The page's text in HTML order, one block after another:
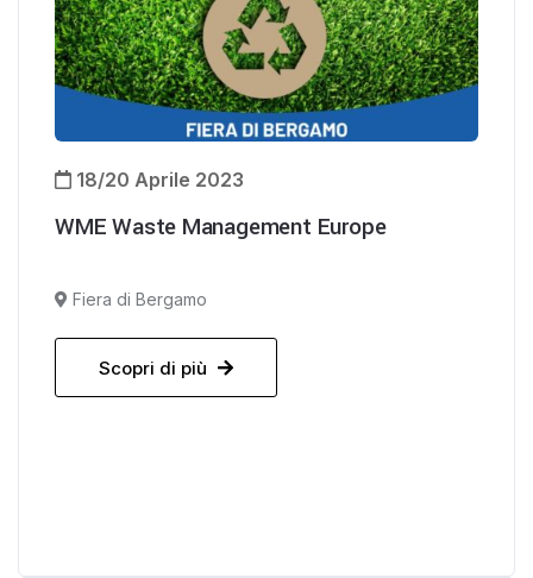
18/20 Aprile 2023
WME Waste Management Europe
Fiera di Bergamo
Scopri di più